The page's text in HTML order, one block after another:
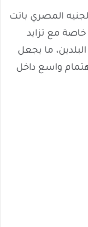
المصري باتت
مع تزايد
البلدين، ما يجعل
واسع داخل